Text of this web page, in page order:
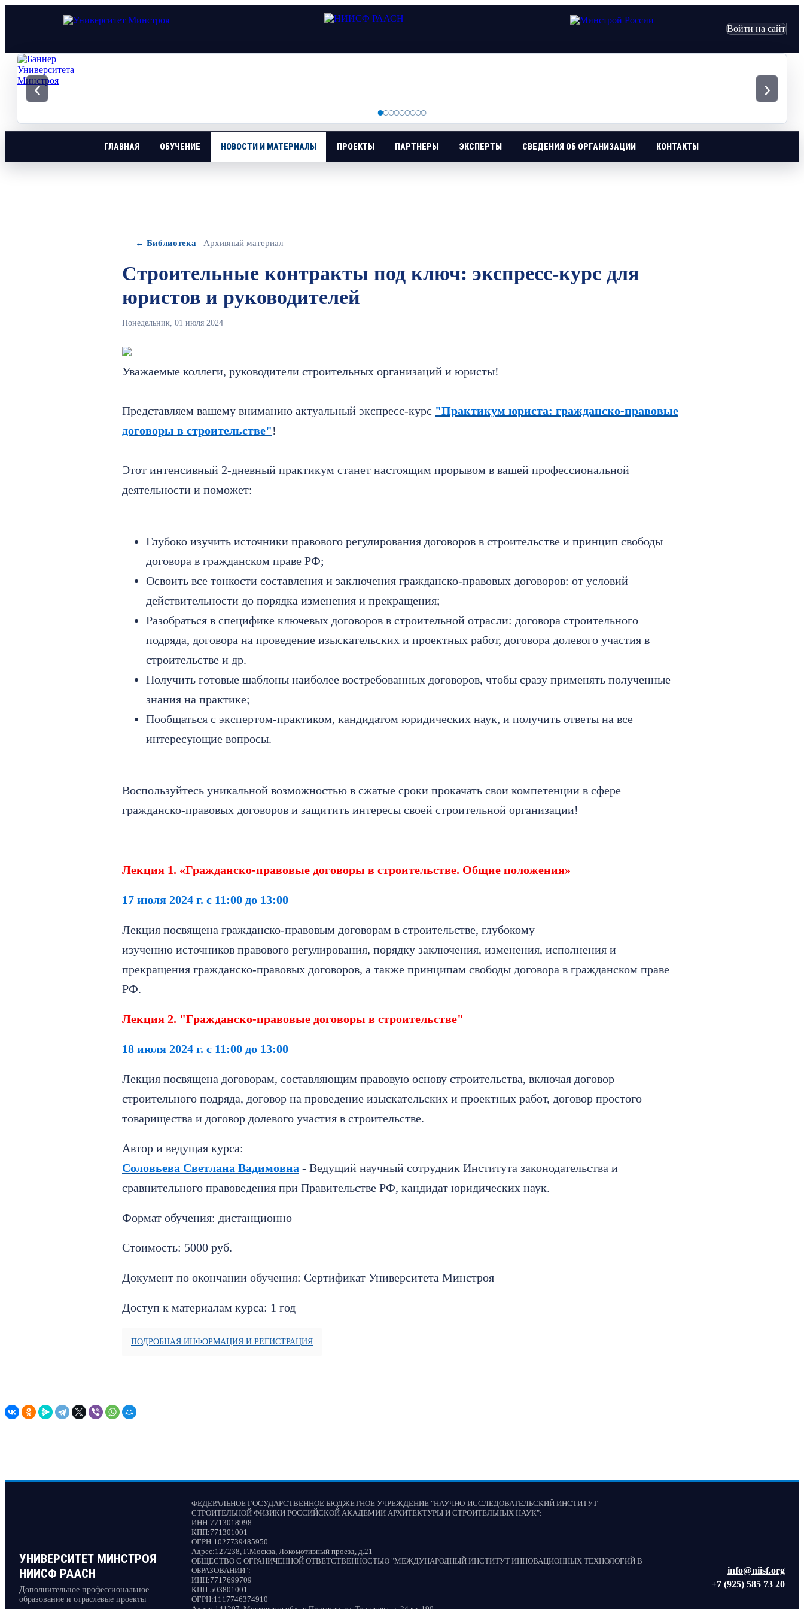
Войти на сайт
‹ ›
ГЛАВНАЯ ОБУЧЕНИЕ НОВОСТИ И МАТЕРИАЛЫ ПРОЕКТЫ ПАРТНЕРЫ ЭКСПЕРТЫ СВЕДЕНИЯ ОБ ОРГАНИЗАЦИИ КОНТАКТЫ
← Библиотека Архивный материал
Строительные контракты под ключ: экспресс-курс для
юристов и руководителей
Понедельник, 01 июля 2024
Уважаемые коллеги, руководители строительных организаций и юристы!
Представляем вашему вниманию актуальный экспресс-курс "Практикум юриста: гражданско-правовые
договоры в строительстве"!
Этот интенсивный 2-дневный практикум станет настоящим прорывом в вашей профессиональной
деятельности и поможет:
Глубоко изучить источники правового регулирования договоров в строительстве и принцип свободы
договора в гражданском праве РФ;
Освоить все тонкости составления и заключения гражданско-правовых договоров: от условий
действительности до порядка изменения и прекращения;
Разобраться в специфике ключевых договоров в строительной отрасли: договора строительного
подряда, договора на проведение изыскательских и проектных работ, договора долевого участия в
строительстве и др.
Получить готовые шаблоны наиболее востребованных договоров, чтобы сразу применять полученные
знания на практике;
Пообщаться с экспертом-практиком, кандидатом юридических наук, и получить ответы на все
интересующие вопросы.
Воспользуйтесь уникальной возможностью в сжатые сроки прокачать свои компетенции в сфере
гражданско-правовых договоров и защитить интересы своей строительной организации!
Лекция 1. «Гражданско-правовые договоры в строительстве. Общие положения»
17 июля 2024 г. с 11:00 до 13:00
Лекция посвящена гражданско-правовым договорам в строительстве, глубокому
изучению источников правового регулирования, порядку заключения, изменения, исполнения и
прекращения гражданско-правовых договоров, а также принципам свободы договора в гражданском праве
РФ.
Лекция 2. "Гражданско-правовые договоры в строительстве"
18 июля 2024 г. с 11:00 до 13:00
Лекция посвящена договорам, составляющим правовую основу строительства, включая договор
строительного подряда, договор на проведение изыскательских и проектных работ, договор простого
товарищества и договор долевого участия в строительстве.
Автор и ведущая курса:
Соловьева Светлана Вадимовна - Ведущий научный сотрудник Института законодательства и
сравнительного правоведения при Правительстве РФ, кандидат юридических наук.
Формат обучения: дистанционно
Стоимость: 5000 руб.
Документ по окончании обучения: Сертификат Университета Минстроя
Доступ к материалам курса: 1 год
ПОДРОБНАЯ ИНФОРМАЦИЯ И РЕГИСТРАЦИЯ
УНИВЕРСИТЕТ МИНСТРОЯ
НИИСФ РААСН
Дополнительное профессиональное
образование и отраслевые проекты
ФЕДЕРАЛЬНОЕ ГОСУДАРСТВЕННОЕ БЮДЖЕТНОЕ УЧРЕЖДЕНИЕ "НАУЧНО-ИССЛЕДОВАТЕЛЬСКИЙ ИНСТИТУТ
СТРОИТЕЛЬНОЙ ФИЗИКИ РОССИЙСКОЙ АКАДЕМИИ АРХИТЕКТУРЫ И СТРОИТЕЛЬНЫХ НАУК":
ИНН:7713018998
КПП:771301001
ОГРН:1027739485950
Адрес:127238, Г.Москва, Локомотивный проезд, д.21
ОБЩЕСТВО С ОГРАНИЧЕННОЙ ОТВЕТСТВЕННОСТЬЮ "МЕЖДУНАРОДНЫЙ ИНСТИТУТ ИННОВАЦИОННЫХ ТЕХНОЛОГИЙ В
ОБРАЗОВАНИИ":
ИНН:7717699709
КПП:503801001
ОГРН:1117746374910
info@niisf.org
+7 (925) 585 73 20